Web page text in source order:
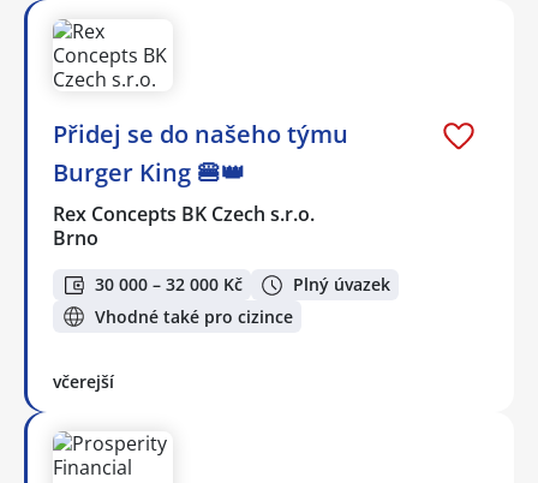
Přidej se do našeho týmu
Burger King 🍔👑
Rex Concepts BK Czech s.r.o.
Brno
30 000 – 32 000 Kč
Plný úvazek
Vhodné také pro cizince
včerejší